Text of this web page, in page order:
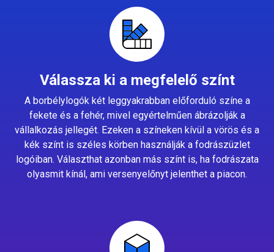
Válassza ki a megfelelő színt
A borbélylogók két leggyakrabban előforduló színe a
fekete és a fehér, mivel egyértelműen ábrázolják a
vállalkozás jellegét. Ezeken a színeken kívül a vörös és a
kék színt is széles körben használják a fodrászüzlet
logóiban. Választhat azonban más színt is, ha fodrászata
olyasmit kínál, ami versenyelőnyt jelenthet a piacon.